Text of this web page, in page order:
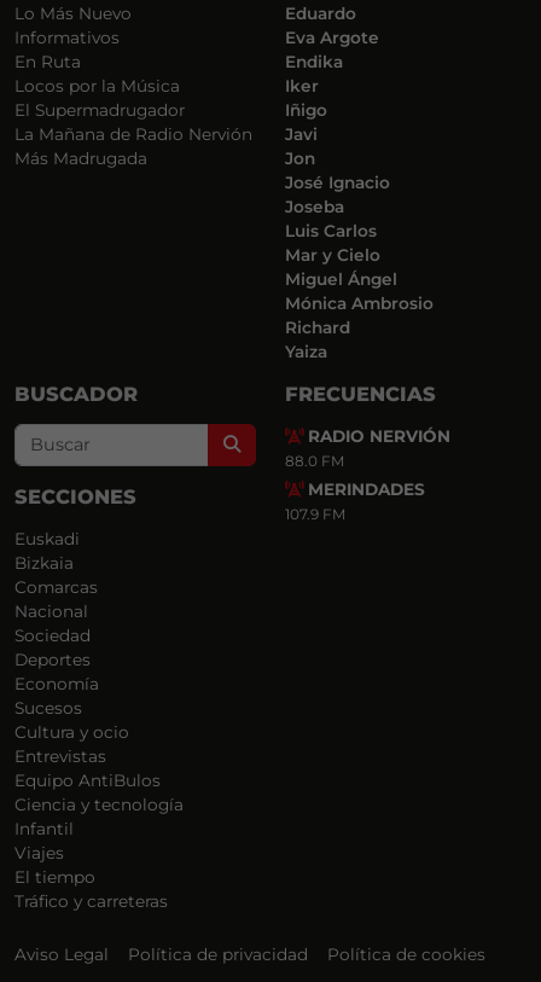
Lo Más Nuevo
Informativos
En Ruta
Locos por la Música
El Supermadrugador
La Mañana de Radio Nervión
Más Madrugada
Eduardo
Eva Argote
Endika
Iker
Iñigo
Javi
Jon
José Ignacio
Joseba
Luis Carlos
Mar y Cielo
Miguel Ángel
Mónica Ambrosio
Richard
Yaiza
BUSCADOR
Search
SECCIONES
Euskadi
Bizkaia
Comarcas
Nacional
Sociedad
Deportes
Economía
Sucesos
Cultura y ocio
Entrevistas
Equipo AntiBulos
Ciencia y tecnología
Infantil
Viajes
El tiempo
Tráfico y carreteras
FRECUENCIAS
RADIO NERVIÓN
88.0 FM
MERINDADES
107.9 FM
Aviso Legal Política de privacidad Política de cookies